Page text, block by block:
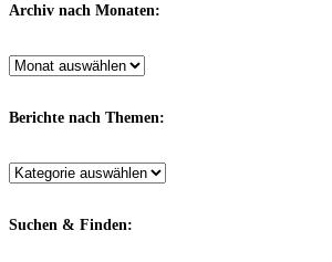
Archiv nach Monaten:
Archiv
Monaten:
Berichte nach Themen:
Berichte
Themen:
Suchen & Finden: